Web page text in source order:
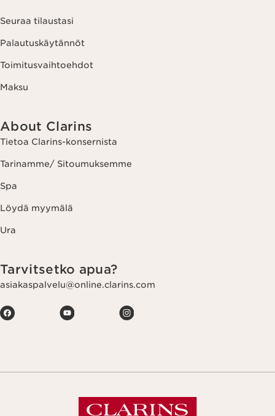
Seuraa tilaustasi
Palautuskäytännöt
Toimitusvaihtoehdot
Maksu
About Clarins
Tietoa Clarins-konsernista
Tarinamme/ Sitoumuksemme
Spa
Löydä myymälä
Ura
Tarvitsetko apua?
asiakaspalvelu@online.clarins.com